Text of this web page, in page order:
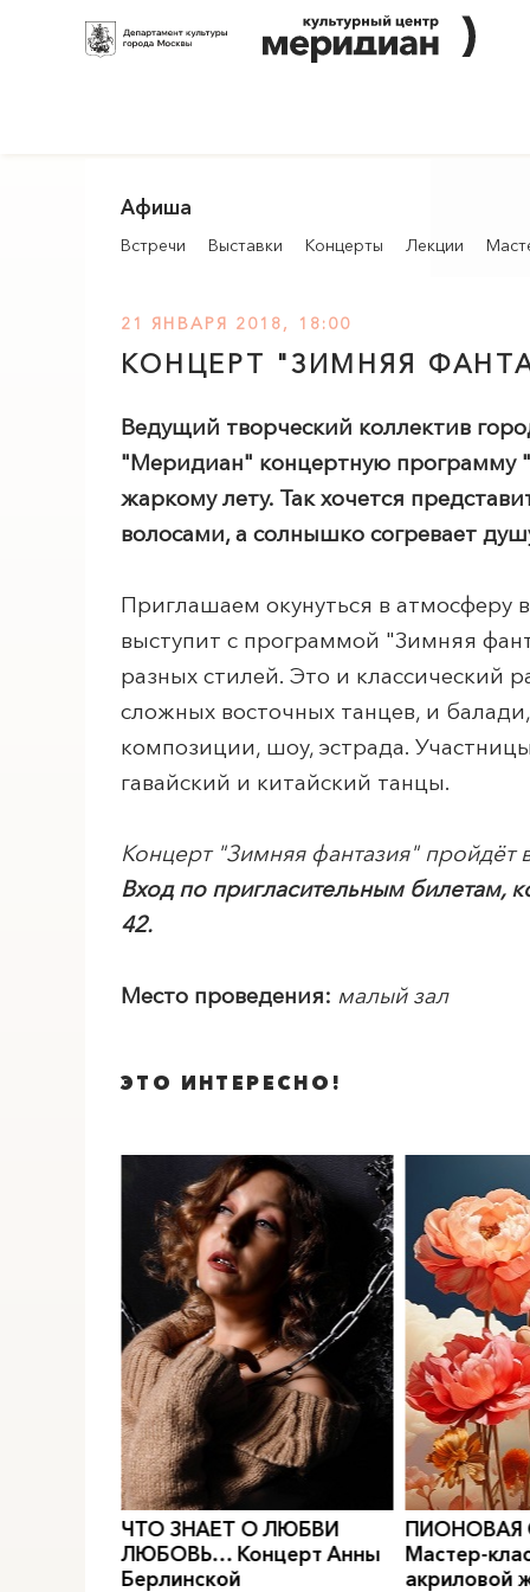
ПОИСК ПО МЕРОПРИЯТИЯМ
Афиша
Встречи Выставки Концерты Лекции
21 ЯНВАРЯ 2018, 18:00
КОНЦЕРТ "ЗИМНЯЯ
Ведущий творческий коллектив
"Меридиан" концертную программу
жаркому лету. Так хочется
волосами, а солнышко согревает
Приглашаем окунуться в атмосферу
выступит с программой "Зимняя
разных стилей. Это и классический
сложных восточных танцев, и
композиции, шоу, эстрада.
гавайский и китайский танцы.
Концерт "Зимняя фантазия" пройдёт
Вход по пригласительным билетам,
42.
Место проведения: малый зал
ЭТО ИНТЕРЕСНО!
0">
ЧТО ЗНАЕТ О ЛЮБВИ
ЛЮБОВЬ… Концерт Анны
Берлинской
0">
ПИОНОВАЯ
Мастер-
акриловой